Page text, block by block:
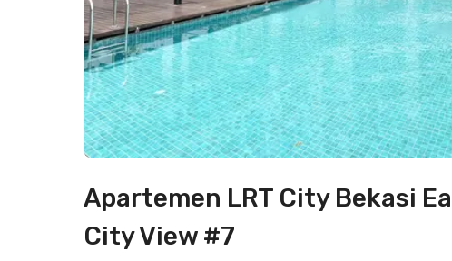
Apartemen LRT City Bekasi
City View #7